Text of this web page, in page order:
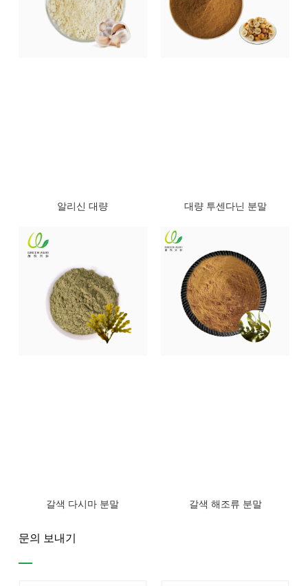
알리신 대량 대량 투센다닌 분말
갈색 다시마 분말 갈색 해조류 분말
문의 보내기